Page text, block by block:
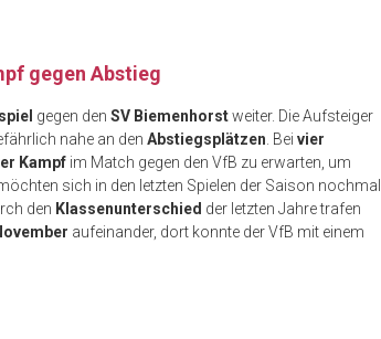
gegen Abstieg
gegen den SV Biemenhorstweiter. Die Aufsteiger
nahe an den Abstiegsplätzen . Bei vier
Kampf im Match gegen den VfB zu erwarten, um
sich in den letzten Spielen der Saison nochmal
den Klassenunterschied der letzten Jahre trafen
aufeinander, dort konnte der VfB mit einem